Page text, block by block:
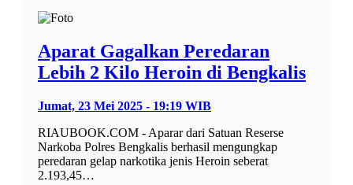
Aparat Gagalkan Peredaran
Lebih 2 Kilo Heroin di Bengkalis
Jumat, 23 Mei 2025 - 19:19 WIB
RIAUBOOK.COM - Aparar dari Satuan Reserse
Narkoba Polres Bengkalis berhasil mengungkap
peredaran gelap narkotika jenis Heroin seberat
2.193,45…